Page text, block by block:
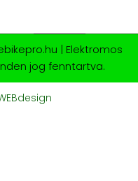
| Elektromos
jog fenntartva.